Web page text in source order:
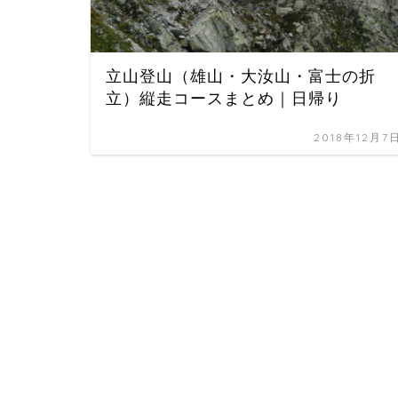
立山登山（雄山・大汝山・富士の折
立）縦走コースまとめ｜日帰り
2018年12月7